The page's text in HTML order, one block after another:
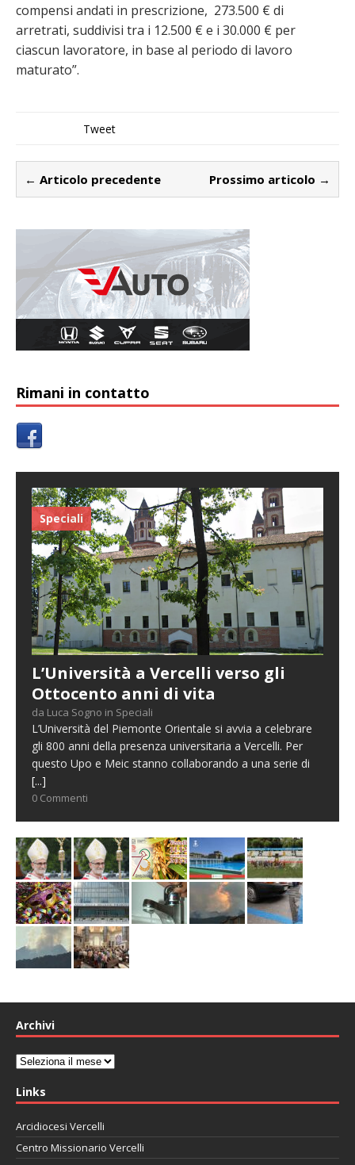
compensi andati in prescrizione, 273.500 € di
arretrati, suddivisi tra i 12.500 € e i 30.000 € per
ciascun lavoratore, in base al periodo di lavoro
maturato”.
Tweet
← Articolo precedente Prossimo articolo →
Rimani in contatto
Speciali
L’Università a Vercelli verso gli
Ottocento anni di vita
da Luca Sogno in Speciali
L’Università del Piemonte Orientale si avvia a celebrare
gli 800 anni della presenza universitaria a Vercelli. Per
questo Upo e Meic stanno collaborando a una serie di
[...]
0 Commenti
Archivi
Archivi
Links
Arcidiocesi Vercelli
Centro Missionario Vercelli